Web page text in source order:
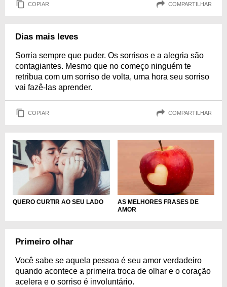
COPIAR COMPARTILHAR
Dias mais leves
Sorria sempre que puder. Os sorrisos e a alegria são
contagiantes. Mesmo que no começo ninguém te
retribua com um sorriso de volta, uma hora seu sorriso
vai fazê-las aprender.
COPIAR COMPARTILHAR
QUERO CURTIR AO SEU LADO
AS MELHORES FRASES DE
AMOR
Primeiro olhar
Você sabe se aquela pessoa é seu amor verdadeiro
quando acontece a primeira troca de olhar e o coração
acelera e o sorriso é involuntário.